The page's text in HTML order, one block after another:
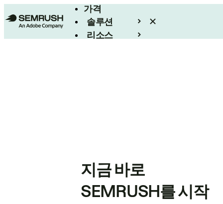
가격
솔루션
리소스
지금 바로
SEMRUSH를 시작